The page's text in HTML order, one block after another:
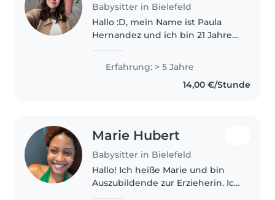
Babysitter in Bielefeld
Hallo :D, mein Name ist Paula
Hernandez und ich bin 21 Jahre
Bielefeld gezogen und derzeit
auf der Suche nach einer
Nebentätigkeit. Mit dem
Erfahrung: > 5 Jahre
14,00 €/Stunde
Marie Hubert
Babysitter in Bielefeld
Hallo! Ich heiße Marie und bin
Auszubildende zur Erzieherin. Ich